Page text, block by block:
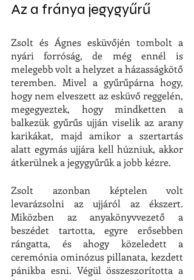
Az a fránya jegygyűrű
Zsolt és Ágnes esküvőjén tombolt a
nyári forróság, de még ennél is
melegebb volt a helyzet a házasságkötő
teremben. Mivel a gyűrűpárna hogy,
hogy nem elveszett az esküvő reggelén,
megegyeztek, hogy mindketten a
balkezük gyűrűs ujján viselik az arany
karikákat, majd amikor a szertartás
alatt egymás ujjára kell húzniuk, akkor
átkerülnek a jegygyűrűk a jobb kézre.
Zsolt azonban képtelen volt
levarázsolni az ujjáról az ékszert.
Miközben az anyakönyvvezető a
beszédet tartotta, egyre erősebben
rángatta, és ahogy közeledett a
ceremónia ominózus pillanata, kezdett
pánikba esni. Végül összeszorította a